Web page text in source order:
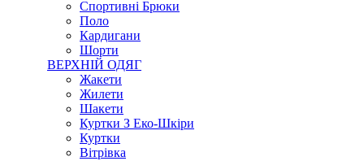
Спортивні Брюки
Поло
Кардигани
Шорти
ВЕРХНІЙ ОДЯГ
Жакети
Жилети
Шакети
Куртки З Еко-Шкіри
Куртки
Вітрівка